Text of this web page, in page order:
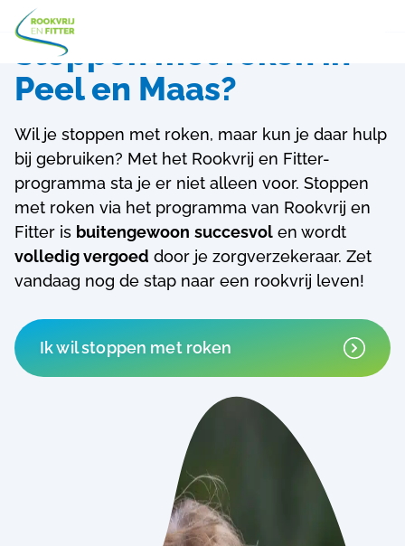
Stoppen met roken in
Peel en Maas?
Wil je stoppen met roken, maar kun je daar hulp
bij gebruiken? Met het Rookvrij en Fitter-
programma sta je er niet alleen voor. Stoppen
met roken via het programma van Rookvrij en
Fitter is buitengewoon succesvol en wordt
volledig vergoed door je zorgverzekeraar. Zet
vandaag nog de stap naar een rookvrij leven!
Ik wil stoppen met roken